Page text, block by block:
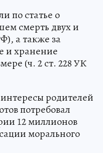
по статье о
смерть двух и
а также за
и хранение
(ч. 2 ст. 228 УК
родителей
потребовал
12 миллионов
морального